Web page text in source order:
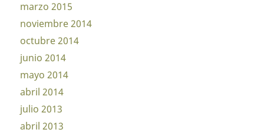
marzo 2015
noviembre 2014
octubre 2014
junio 2014
mayo 2014
abril 2014
julio 2013
abril 2013